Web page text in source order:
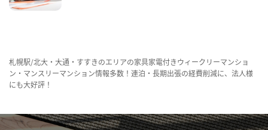
札幌駅/北大・大通・すすきのエリアの家具家電付きウィークリーマンショ
ン・マンスリーマンション情報多数！連泊・長期出張の経費削減に、法人様
にも大好評！